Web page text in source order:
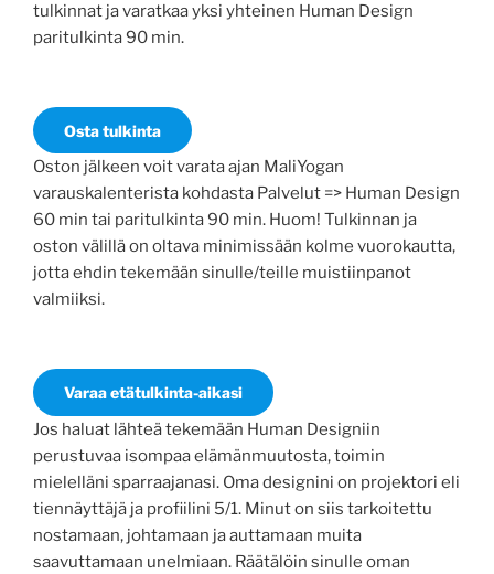
tulkinnat ja varatkaa yksi yhteinen Human Design
paritulkinta 90 min.
Osta tulkinta
Oston jälkeen voit varata ajan MaliYogan
varauskalenterista kohdasta Palvelut => Human Design
60 min tai paritulkinta 90 min. Huom! Tulkinnan ja
oston välillä on oltava minimissään kolme vuorokautta,
jotta ehdin tekemään sinulle/teille muistiinpanot
valmiiksi.
Varaa etätulkinta-aikasi
Jos haluat lähteä tekemään Human Designiin
perustuvaa isompaa elämänmuutosta, toimin
mielelläni sparraajanasi. Oma designini on projektori eli
tiennäyttäjä ja profiilini 5/1. Minut on siis tarkoitettu
nostamaan, johtamaan ja auttamaan muita
saavuttamaan unelmiaan. Räätälöin sinulle oman